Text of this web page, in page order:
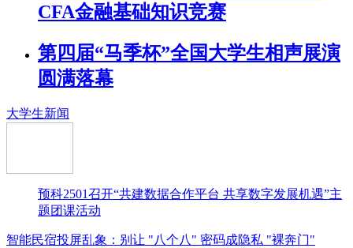
CFA金融基础知识竞赛
第四届“马季杯”全国大学生相声展演
圆满落幕
大学生新闻
预科2501召开“共建数据合作平台 共享数字发展机遇”主
题团课活动
智能民宿投屏乱象：别让 "八个八" 密码成隐私 "裸奔门"